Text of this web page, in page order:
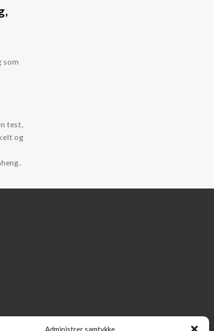
Administrer samtykke
som
test,
og